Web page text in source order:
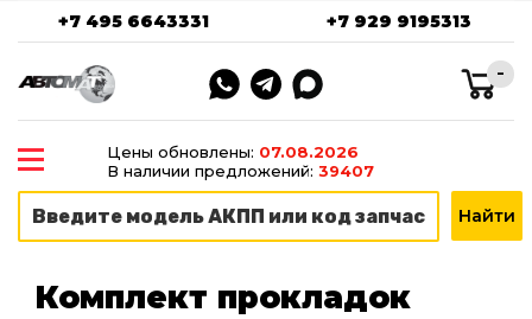
+7 495 6643331 +7 929 9195313
-
Цены обновлены: 07.08.2026
В наличии предложений: 39407
Комплект прокладок